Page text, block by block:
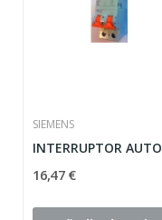
SIEMENS
16,47 €